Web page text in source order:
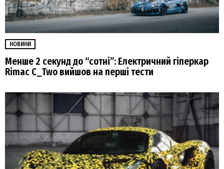
НОВИНИ
Менше 2 секунд до “сотні”: Електричний гіперкар
Rimac C_Two вийшов на перші тести